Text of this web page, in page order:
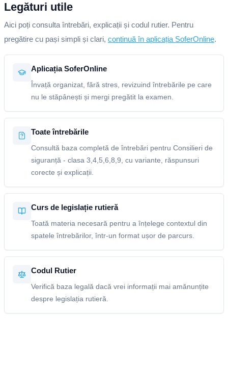
Legături utile
Aici poți consulta întrebări, explicații și codul rutier. Pentru
pregătire cu pași simpli și clari, continuă în aplicația SoferOnline.
Aplicația SoferOnline
Învață organizat, fără stres, revizuind întrebările pe care
nu le stăpânești și mergi pregătit la examen.
Toate întrebările
Consultă baza completă de întrebări pentru Consilieri de
siguranță - clasa 3,4,5,6,8,9, cu variante, răspunsuri
corecte și explicații.
Curs de legislație rutieră
Toată materia necesară pentru a înțelege contextul din
spatele întrebărilor, într-un format ușor de parcurs.
Codul Rutier
Verifică baza legală dacă vrei informații mai amănunțite
despre legislația rutieră.